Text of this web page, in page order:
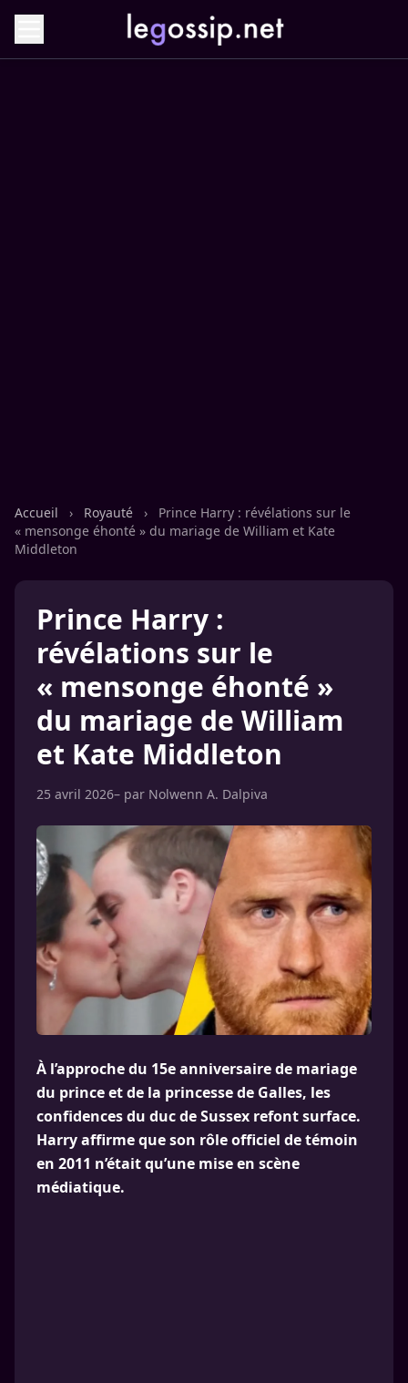
Accueil › Royauté ›
Prince Harry : révélations sur le
« mensonge éhonté » du mariage de William et Kate
Middleton
Prince Harry :
révélations sur le
« mensonge éhonté »
du mariage de William
et Kate Middleton
25 avril 2026– par Nolwenn A. Dalpiva
À l’approche du 15e anniversaire de mariage
du prince et de la princesse de Galles, les
confidences du duc de Sussex refont surface.
Harry affirme que son rôle officiel de témoin
en 2011 n’était qu’une mise en scène
médiatique.